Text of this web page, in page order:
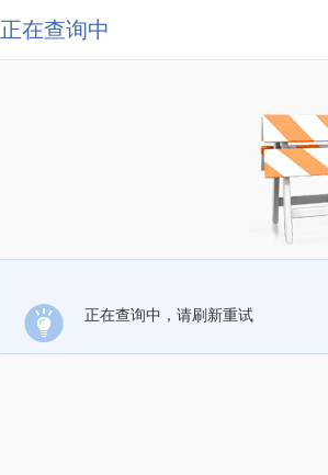
正在查询中
正在查询中，请刷新重试